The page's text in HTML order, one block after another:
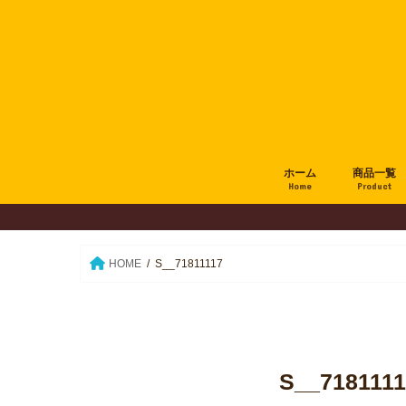
ホーム
Home
商品一覧
Product
HOME S__71811117